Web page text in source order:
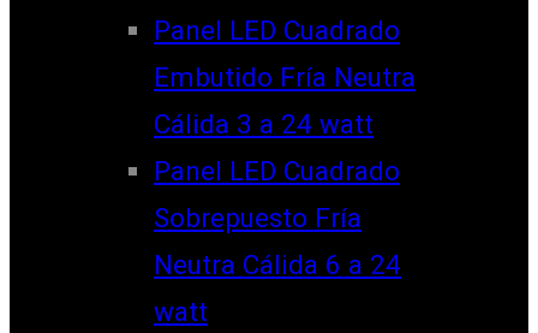
Panel LED Cuadrado
Embutido Fría Neutra
Cálida 3 a 24 watt
Panel LED Cuadrado
Sobrepuesto Fría
Neutra Cálida 6 a 24
watt